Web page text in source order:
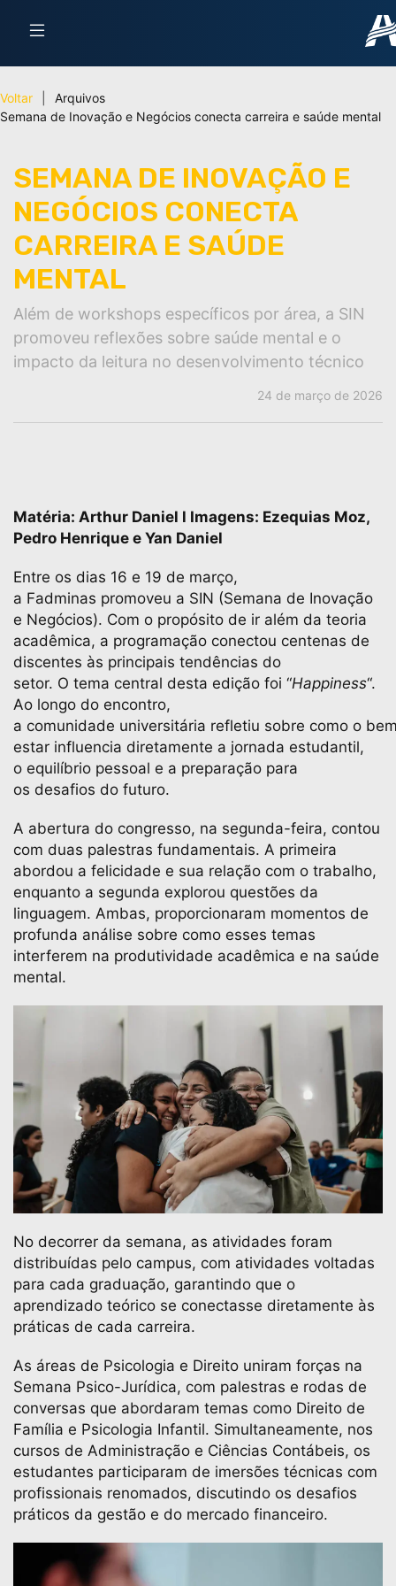
Voltar
Arquivos
Semana de Inovação e Negócios conecta carreira e saúde mental
SEMANA DE INOVAÇÃO E
NEGÓCIOS CONECTA
CARREIRA E SAÚDE
MENTAL
Além de workshops específicos por área, a SIN
promoveu reflexões sobre saúde mental e o
impacto da leitura no desenvolvimento técnico
24 de março de 2026
Matéria: Arthur Daniel l Imagens: Ezequias Moz,
Pedro Henrique e Yan Daniel
Entre os dias 16 e 19 de março,
a Fadminas promoveu a SIN (Semana de Inovação
e Negócios). Com o propósito de ir além da teoria
acadêmica, a programação conectou centenas de
discentes às principais tendências do
setor. O tema central desta edição foi “Happiness“.
Ao longo do encontro,
a comunidade universitária refletiu sobre como o
estar influencia diretamente a jornada estudantil,
o equilíbrio pessoal e a preparação para
os desafios do futuro.
A abertura do congresso, na segunda-feira, contou
com duas palestras fundamentais. A primeira
abordou a felicidade e sua relação com o trabalho,
enquanto a segunda explorou questões da
linguagem. Ambas, proporcionaram momentos de
profunda análise sobre como esses temas
interferem na produtividade acadêmica e na saúde
mental.
No decorrer da semana, as atividades foram
distribuídas pelo campus, com atividades voltadas
para cada graduação, garantindo que o
aprendizado teórico se conectasse diretamente às
práticas de cada carreira.
As áreas de Psicologia e Direito uniram forças na
Semana Psico-Jurídica, com palestras e rodas de
conversas que abordaram temas como Direito de
Família e Psicologia Infantil. Simultaneamente, nos
cursos de Administração e Ciências Contábeis, os
estudantes participaram de imersões técnicas com
profissionais renomados, discutindo os desafios
práticos da gestão e do mercado financeiro.